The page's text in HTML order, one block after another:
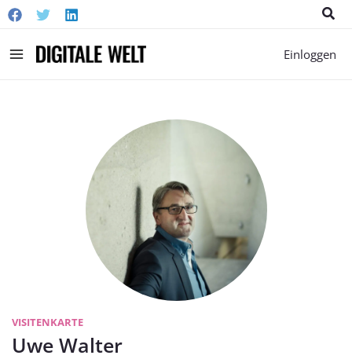
Main
Einloggen
VISITENKARTE
Uwe Walter